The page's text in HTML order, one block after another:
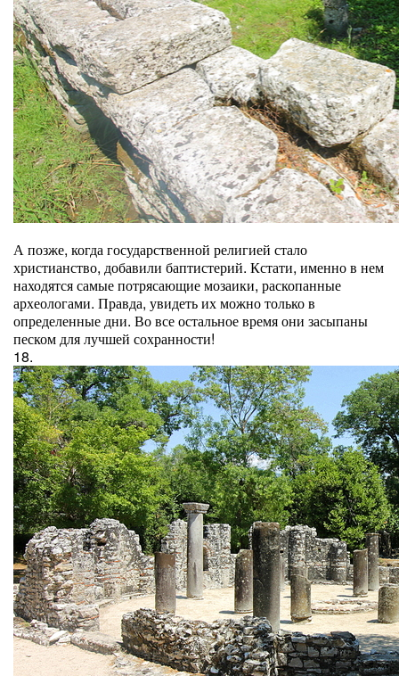
А позже, когда государственной религией стало
христианство, добавили баптистерий. Кстати, именно в нем
находятся самые потрясающие мозаики, раскопанные
археологами. Правда, увидеть их можно только в
определенные дни. Во все остальное время они засыпаны
песком для лучшей сохранности!
18.